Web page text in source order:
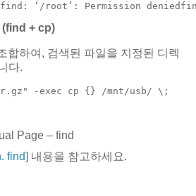
‘/root’: Permission
(find + cp)
합하여, 검색된 파일을 지정된 디렉
다.
-exec cp {} /mnt/usb/ \;
Page – find
find] 내용을 참고하세요.